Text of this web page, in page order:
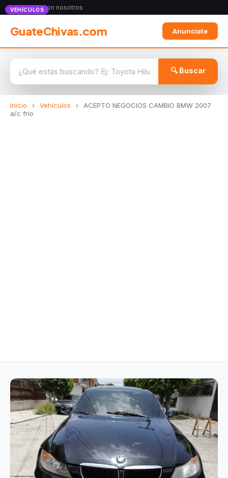
Anunciate con nosotros
GuateChivas.com Anunciate
🔍 Buscar
Inicio › Vehículos ›
ACEPTO NEGOCIOS CAMBIO BMW 2007
a/c frio
VEHÍCULOS